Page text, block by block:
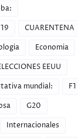
CUARENTENA
Economia
EEUU
mundial:
F1
G20
Internacionales